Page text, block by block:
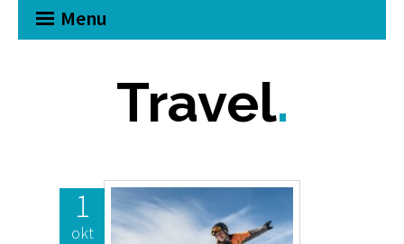
Menu
Travel.
1
okt